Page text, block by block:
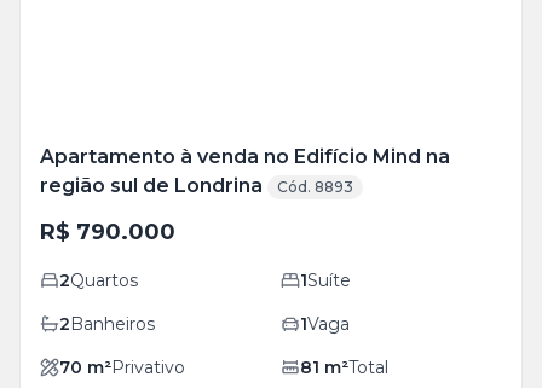
Apartamento à venda no Edifício Mind na
região sul de Londrina
Cód. 8893
R$ 790.000
2Quartos 1Suíte
2Banheiros 1Vaga
70 m²Privativo 81 m²Total